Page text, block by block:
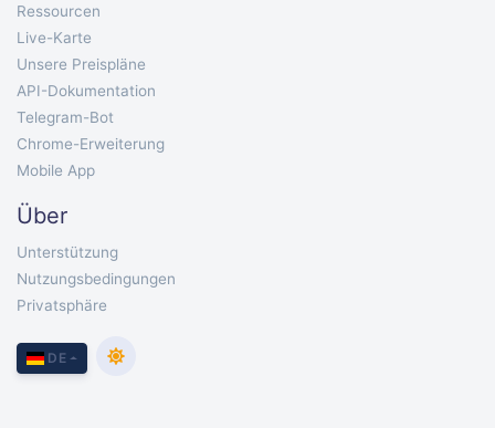
Ressourcen
Live-Karte
Unsere Preispläne
API-Dokumentation
Telegram-Bot
Chrome-Erweiterung
Mobile App
Über
Unterstützung
Nutzungsbedingungen
Privatsphäre
DE